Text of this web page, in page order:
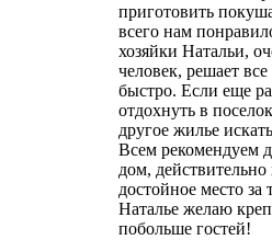
приготовить
всего нам
хозяйки Натальи,
человек, решает
быстро. Если еще
отдохнуть в
другое жилье
Всем рекомендуем
дом,
достойное место за
Наталье желаю
побольше гостей!